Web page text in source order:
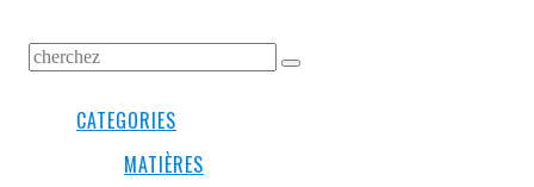
CATEGORIES
MATIÈRES